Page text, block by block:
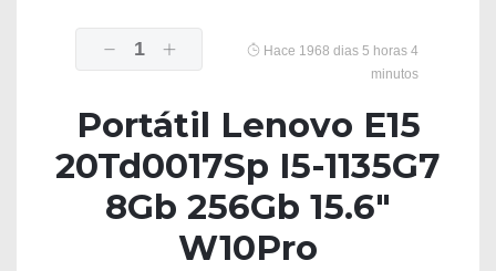
1
Hace 1968 dias 5 horas 4
minutos
Portátil Lenovo E15
20Td0017Sp I5-1135G7
8Gb 256Gb 15.6″
W10Pro